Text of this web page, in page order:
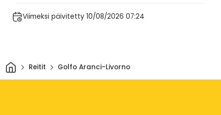
Viimeksi päivitetty 10/08/2026 07:24
KotiinReitit Golfo Aranci-Livorno